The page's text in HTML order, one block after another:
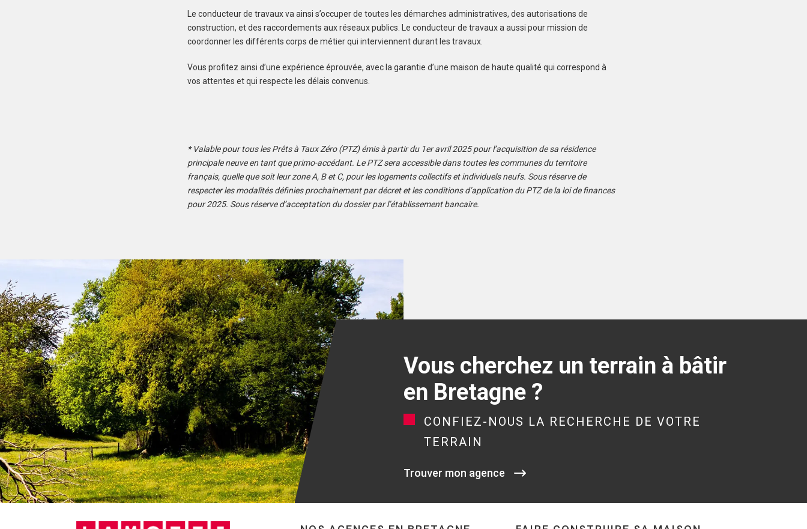
177 m²
Le conducteur de travaux va ainsi s’occuper de toutes les démarches administratives, des autorisations de
construction, et des raccordements aux réseaux publics. Le conducteur de travaux a aussi pour mission de
coordonner les différents corps de métier qui interviennent durant les travaux.
Vous profitez ainsi d’une expérience éprouvée, avec la garantie d’une maison de haute qualité qui correspond à
vos attentes et qui respecte les délais convenus.
* Valable pour tous les Prêts à Taux Zéro (PTZ) émis à partir du 1er avril 2025 pour l’acquisition de sa résidence
principale neuve en tant que primo-accédant. Le PTZ sera accessible dans toutes les communes du territoire
français, quelle que soit leur zone A, B et C, pour les logements collectifs et individuels neufs. Sous réserve de
respecter les modalités définies prochainement par décret et les conditions d’application du PTZ de la loi de finances
pour 2025. Sous réserve d’acceptation du dossier par l’établissement bancaire.
Vous cherchez un terrain à bâtir
en Bretagne ?
CONFIEZ-NOUS LA RECHERCHE DE VOTRE
TERRAIN
Trouver mon agence